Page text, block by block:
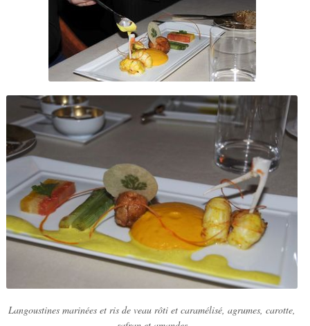
Langoustines marinées et ris de veau rôti et caramélisé, agrumes, carotte,